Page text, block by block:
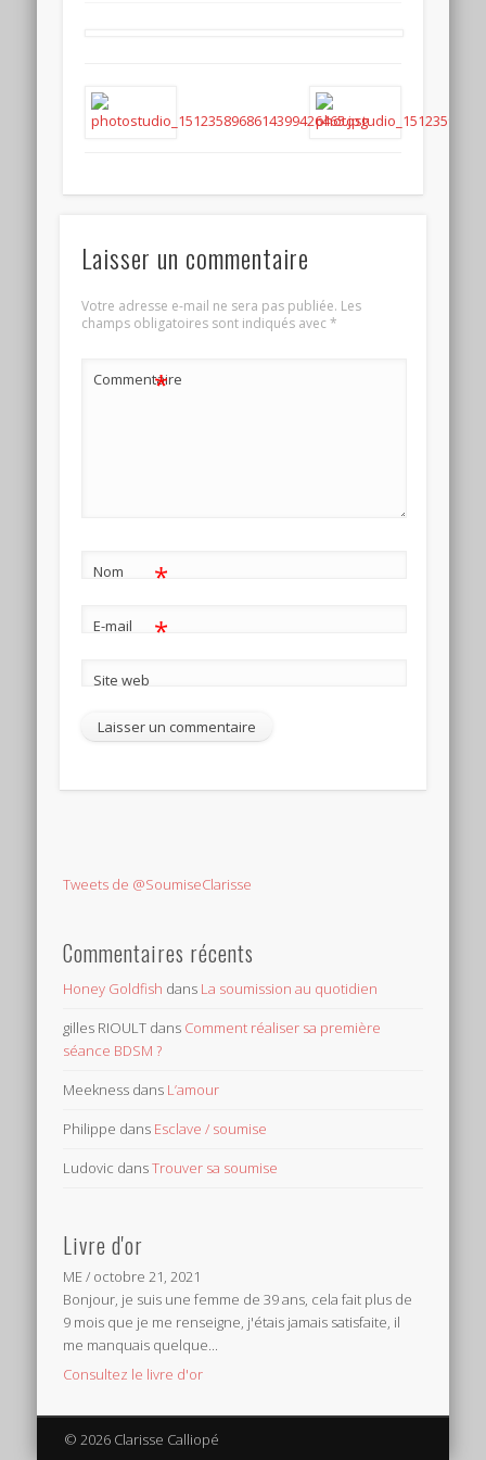
Laisser un commentaire
Votre adresse e-mail ne sera pas publiée. Les
champs obligatoires sont indiqués avec*
Commentaire
*
Nom *
E-mail *
Site web
Tweets de @SoumiseClarisse
Commentaires récents
Honey Goldfish dans La soumission au quotidien
gilles RIOULT dans Comment réaliser sa première
séance BDSM ?
Meekness dans L’amour
Philippe dans Esclave / soumise
Ludovic dansTrouver sa soumise
Livre d'or
ME/ octobre 21, 2021
Bonjour, je suis une femme de 39 ans, cela fait plus de
9 mois que je me renseigne, j'étais jamais satisfaite, il
me manquais quelque...
Consultez le livre d'or
© 2026 Clarisse Calliopé